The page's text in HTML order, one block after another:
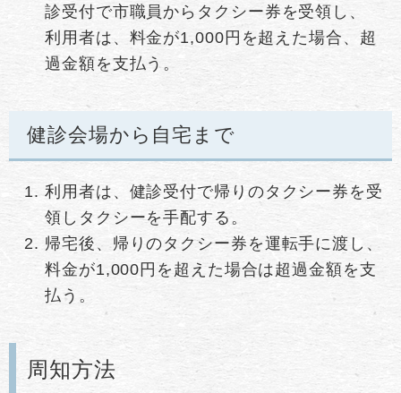
診受付で市職員からタクシー券を受領し、
利用者は、料金が1,000円を超えた場合、超
過金額を支払う。
健診会場から自宅まで
利用者は、健診受付で帰りのタクシー券を受
領しタクシーを手配する。
帰宅後、帰りのタクシー券を運転手に渡し、
料金が1,000円を超えた場合は超過金額を支
払う。
周知方法